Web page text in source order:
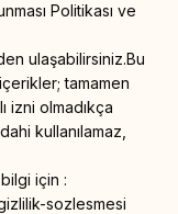
Politikası ve
ulaşabilirsiniz.Bu
tamamen
izni olmadıkça
kullanılamaz,
için :
sozlesmesi